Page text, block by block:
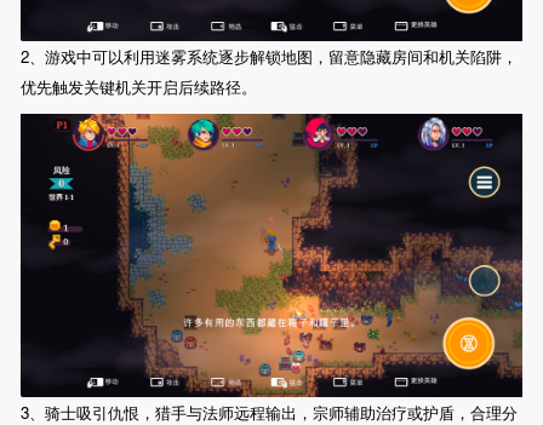
2、游戏中可以利用迷雾系统逐步解锁地图，留意隐藏房间和机关陷阱，
优先触发关键机关开启后续路径。
3、骑士吸引仇恨，猎手与法师远程输出，宗师辅助治疗或护盾，合理分